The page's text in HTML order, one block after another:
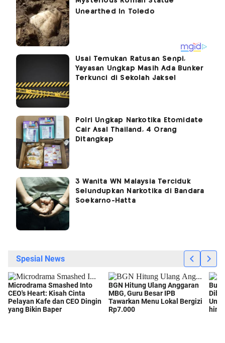
Usai Temukan Ratusan Senpi,
Yayasan Ungkap Masih Ada Bunker
Terkunci di Sekolah Jaksel
Polri Ungkap Narkotika Etomidate
Cair Asal Thailand, 4 Orang
Ditangkap
3 Wanita WN Malaysia Terciduk
Selundupkan Narkotika di Bandara
Soekarno-Hatta